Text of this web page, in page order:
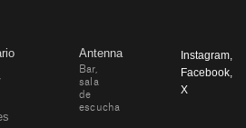
Antenna
Bar,
sala
de
escucha
Instagram,
Facebook,
X